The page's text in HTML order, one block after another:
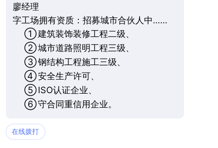
廖经理
字工场拥有资质：招募城市合伙人中……
①建筑装饰装修工程二级、
②城市道路照明工程三级、
③钢结构工程施工三级、
④安全生产许可、
⑤ ISO认证企业、
⑥守合同重信用企业。
在线拨打